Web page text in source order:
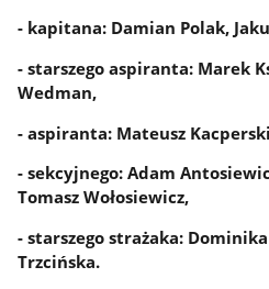
- kapitana: Damian Polak,
- starszego aspiranta: Marek
Wedman,
- aspiranta: Mateusz
- sekcyjnego: Adam
Tomasz Wołosiewicz,
- starszego strażaka:
Trzcińska.